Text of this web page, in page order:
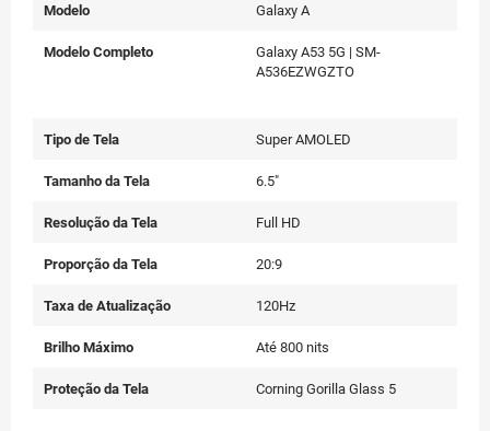
Modelo Galaxy A
Modelo Completo
Galaxy A53 5G | SM-
A536EZWGZTO
Tipo de Tela Super AMOLED
Tamanho da Tela 6.5"
Resolução da Tela Full HD
Proporção da Tela 20:9
Taxa de Atualização 120Hz
Brilho Máximo Até 800 nits
Proteção da Tela Corning Gorilla Glass 5